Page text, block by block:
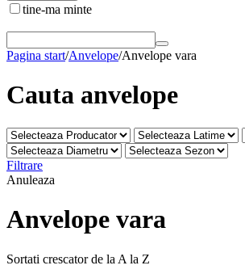
tine-ma minte
Pagina start/Anvelope/Anvelope vara
Cauta anvelope
Filtrare
Anuleaza
Anvelope vara
Sortati crescator de la A la Z